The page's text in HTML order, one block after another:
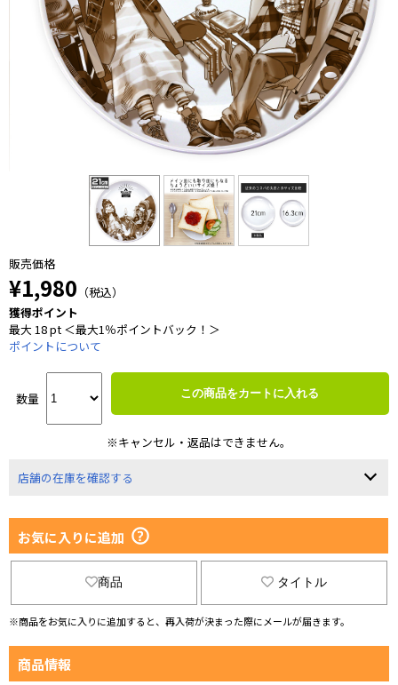
販売価格
¥1,980 （税込）
獲得ポイント
最大 18 pt ＜最大1％ポイントバック！＞
ポイントについて
数量 この商品をカートに入れる
※キャンセル・返品はできません。
店舗の在庫を確認する
お気に入りに追加
商品 タイトル
※商品をお気に入りに追加すると、再入荷が決まった際にメールが届きます。
商品情報